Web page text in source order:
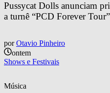
Pussycat Dolls anunciam
a turnê “PCD Forever Tour”
por Otavio Pinheiro
ontem
Shows e Festivais
Música